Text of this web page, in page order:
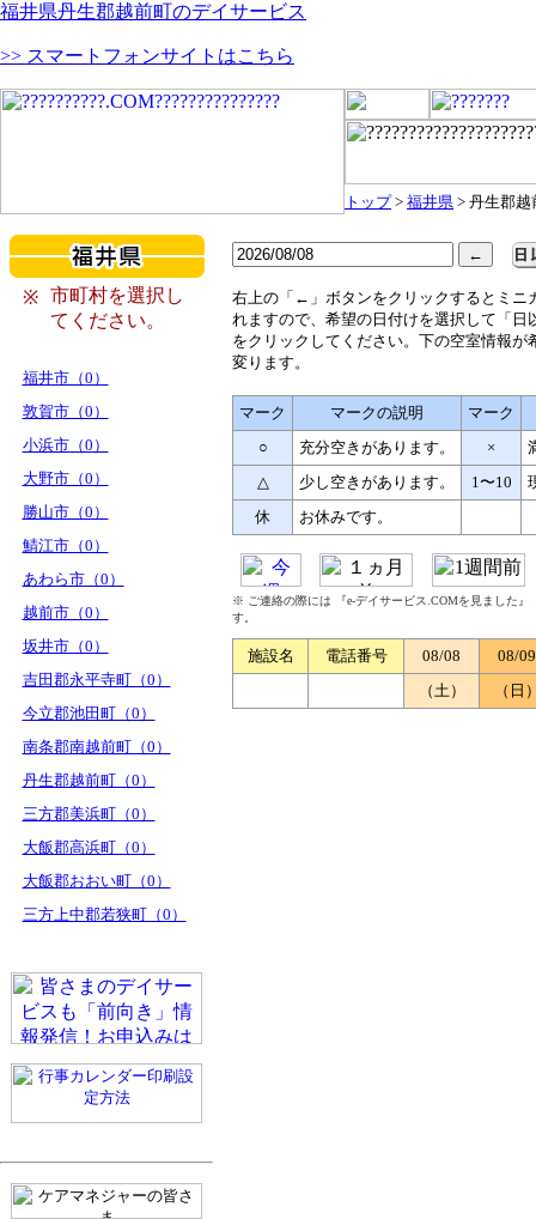
福井県丹生郡越前町のデイサービス
>> スマートフォンサイトはこちら
トップ> 福井県 > 丹生郡越
※
市町村を選択し
てください。
福井市（0）
敦賀市（0）
小浜市（0）
大野市（0）
勝山市（0）
鯖江市（0）
あわら市（0）
越前市（0）
坂井市（0）
吉田郡永平寺町（0）
今立郡池田町（0）
南条郡南越前町（0）
丹生郡越前町（0）
三方郡美浜町（0）
大飯郡高浜町（0）
大飯郡おおい町（0）
三方上中郡若狭町（0）
右上の「←」ボタンをクリックするとミニ
れますので、希望の日付けを選択して「日
をクリックしてください。下の空室情報が
変ります。
マーク マークの説明
マーク
○
充分空きがあります。 ×
△
少し空きがあります。 1〜10
休
お休みです。
※ ご連絡の際には 『e-デイサービス.COMを見ました
す。
施設名 電話番号 08/08
08/09
（土）
（日